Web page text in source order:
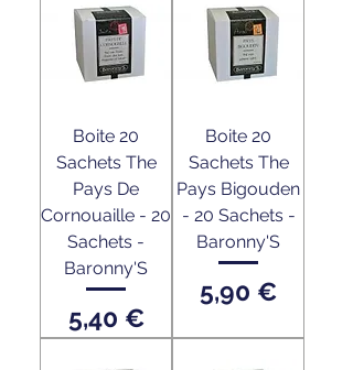
Boite 20
Sachets The
Pays De
Cornouaille - 20
Sachets -
Baronny'S
Prix
5,40 €
Boite 20
Sachets The
Pays Bigouden
- 20 Sachets -
Baronny'S
Prix
5,90 €